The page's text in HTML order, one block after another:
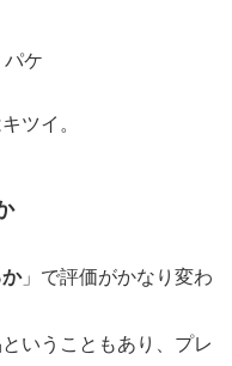
ツイ。
」で評価がかなり変わ
いうこともあり、プレ